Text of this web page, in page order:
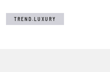
TREND.LUXURY